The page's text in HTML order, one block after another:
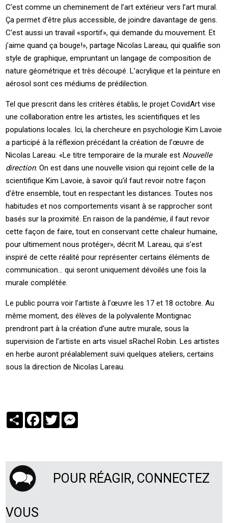
C’est comme un cheminement de l’art extérieur vers l’art mural.
Ça permet d’être plus accessible, de joindre davantage de gens.
C’est aussi un travail «sportif», qui demande du mouvement. Et
j’aime quand ça bouge!», partage Nicolas Lareau, qui qualifie son
style de graphique, empruntant un langage de composition de
nature géométrique et très découpé. L’acrylique et la peinture en
aérosol sont ces médiums de prédilection.
Tel que prescrit dans les critères établis, le projet CovidArt vise
une collaboration entre les artistes, les scientifiques et les
populations locales. Ici, la chercheure en psychologie Kim Lavoie
a participé à la réflexion précédant la création de l’œuvre de
Nicolas Lareau. «Le titre temporaire de la murale est Nouvelle
direction. On est dans une nouvelle vision qui rejoint celle de la
scientifique Kim Lavoie, à savoir qu’il faut revoir notre façon
d’être ensemble, tout en respectant les distances. Toutes nos
habitudes et nos comportements visant à se rapprocher sont
basés sur la proximité. En raison de la pandémie, il faut revoir
cette façon de faire, tout en conservant cette chaleur humaine,
pour ultimement nous protéger», décrit M. Lareau, qui s’est
inspiré de cette réalité pour représenter certains éléments de
communication… qui seront uniquement dévoilés une fois la
murale complétée.
Le public pourra voir l’artiste à l’œuvre les 17 et 18 octobre. Au
même moment, des élèves de la polyvalente Montignac
prendront part à la création d’une autre murale, sous la
supervision de l’artiste en arts visuel sRachel Robin. Les artistes
en herbe auront préalablement suivi quelques ateliers, certains
sous la direction de Nicolas Lareau.
PartagerFacebook
Twitter
POUR RÉAGIR, CONNECTEZ
VOUS